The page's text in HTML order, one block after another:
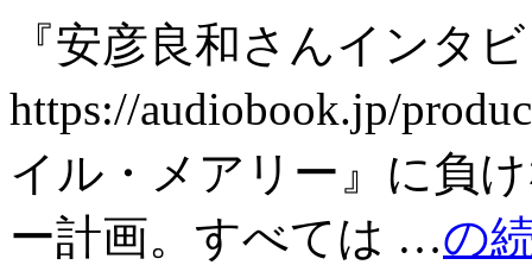
『安彦良和さんインタ
https://audiobook.jp/
イル・メアリー』に負
ー計画。すべては …の